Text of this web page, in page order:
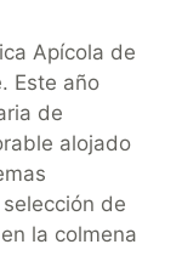
Apícola de
Este año
de
alojado
de
la colmena